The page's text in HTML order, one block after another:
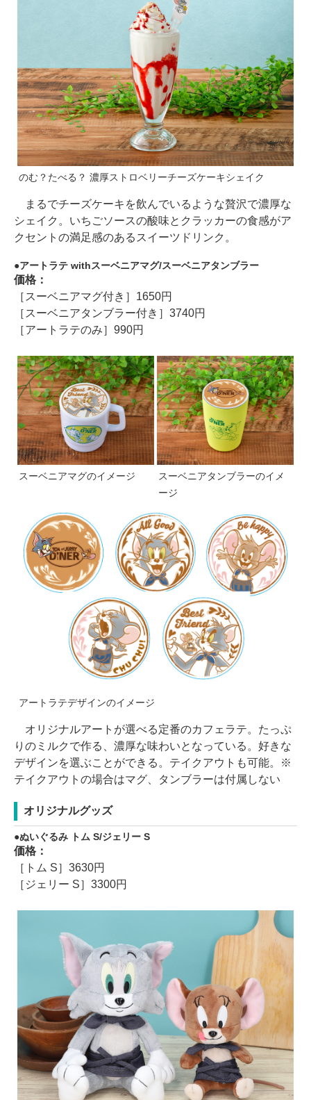
のむ？たべる？ 濃厚ストロベリーチーズケーキシェイク
まるでチーズケーキを飲んでいるような贅沢で濃厚な
シェイク。いちごソースの酸味とクラッカーの食感がア
クセントの満足感のあるスイーツドリンク。
アートラテ withスーベニアマグ/スーベニアタンブラー
価格：
［スーベニアマグ付き］1650円
［スーベニアタンブラー付き］3740円
［アートラテのみ］990円
スーベニアマグのイメージ
スーベニアタンブラーのイメ
ージ
アートラテデザインのイメージ
オリジナルアートが選べる定番のカフェラテ。たっぷ
りのミルクで作る、濃厚な味わいとなっている。好きな
デザインを選ぶことができる。テイクアウトも可能。※
テイクアウトの場合はマグ、タンブラーは付属しない
オリジナルグッズ
ぬいぐるみ トム S/ジェリー S
価格：
［トム S］3630円
［ジェリー S］3300円